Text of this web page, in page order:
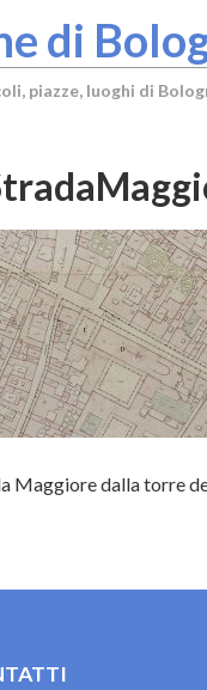
di
piazze, luoghi di
Maggiore dalla torre